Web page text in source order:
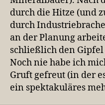
durch die Hitze (und
durch
an der Planung
schließlich den
Noch nie habe ich
Gruft gefreut (in der
ein spektakuläres